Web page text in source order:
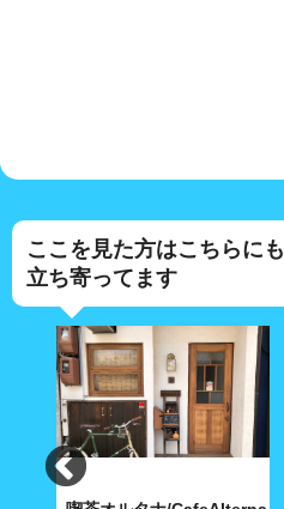
ここを見た方はこちらにも
立ち寄ってます